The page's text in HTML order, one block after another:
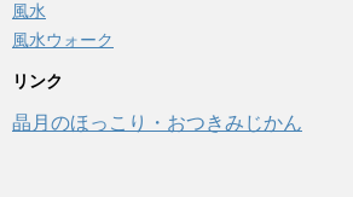
風水
風水ウォーク
リンク
晶月のほっこり・おつきみじかん